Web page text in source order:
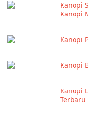
Kanopi
Kanopi
Kanopi
Kanopi
Kanopi
Terbaru